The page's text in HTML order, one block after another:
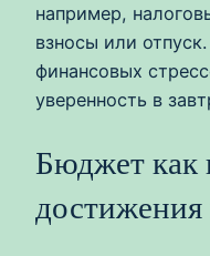
например,
взносы или
финансовых
уверенность в
Бюджет как
достижения